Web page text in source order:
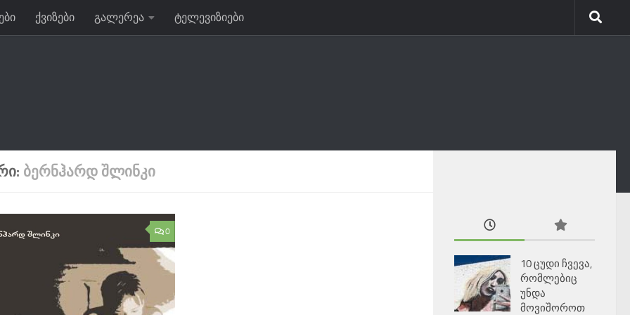
ქვიზები გალერეა ტელევიზიები
ᲑᲔᲠᲜᲰᲐᲠᲓ ᲨᲚᲘᲜᲙᲘ
0
10 ცუდი ჩვევა,
რომლებიც
უნდა
მოვიშოროთ